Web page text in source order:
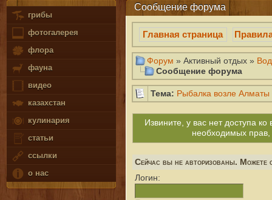
грибы
фотогалерея
флора
фауна
видео
казахстан
кулинария
статьи
ссылки
о нас
Сообщение форума
Главная страница
Форум » Активный отдых »
Сообщение форума
Тема: Рыбалка возле Алматы
Извините, у вас нет доступа
необходимых прав,
Сейчас вы не авторизованы. Можете
Логин: